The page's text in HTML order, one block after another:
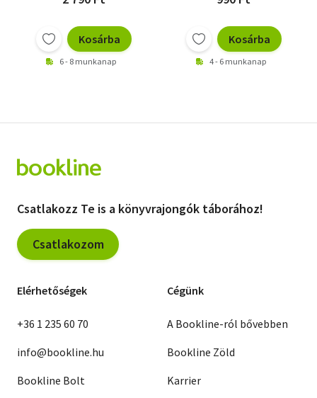
Kosárba
6 - 8 munkanap
Kosárba
4 - 6 munkanap
Csatlakozz Te is a könyvrajongók táborához!
Csatlakozom
Elérhetőségek
+36 1 235 60 70
info@bookline.hu
Bookline Bolt
Cégünk
A Bookline-ról bővebben
Bookline Zöld
Karrier